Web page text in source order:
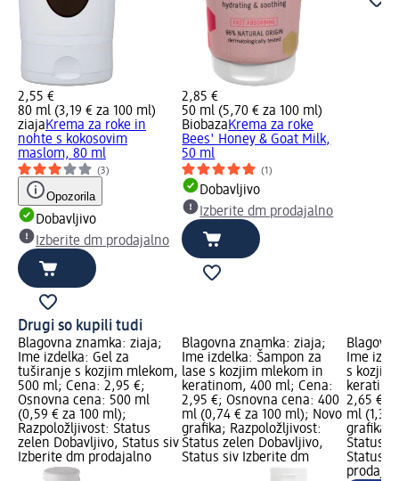
2,55 €
80 ml (3,19 € za 100 ml)
ziajaKrema za roke in
nohte s kokosovim
maslom, 80 ml
(3)
Opozorila
Dobavljivo
Izberite dm prodajalno
2,85 €
50 ml (5,70 € za 100 ml)
BiobazaKrema za roke
Bees' Honey & Goat Milk,
50 ml
(1)
Dobavljivo
Izberite dm prodajalno
Drugi so kupili tudi
Blagovna znamka: ziaja;
Ime izdelka: Gel za
tuširanje s kozjim mlekom,
500 ml; Cena: 2,95 €;
Osnovna cena: 500 ml
(0,59 € za 100 ml);
Razpoložljivost: Status
zelen Dobavljivo, Status siv
Izberite dm prodajalno
Blagovna znamka: ziaja;
Ime izdelka: Šampon za
lase s kozjim mlekom in
keratinom, 400 ml; Cena:
2,95 €; Osnovna cena: 400
ml (0,74 € za 100 ml); Novo
grafika; Razpoložljivost:
Status zelen Dobavljivo,
Status siv Izberite dm
Ime
s kozjim
2,65 €;
ml (1,33
grafika;
Status
Status